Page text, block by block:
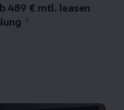
489 € mtl. leasen
5